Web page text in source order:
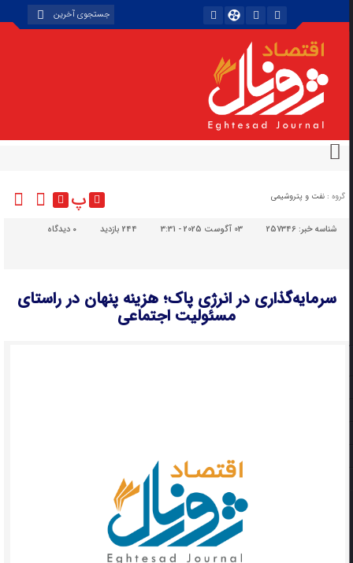
گروه : نفت و پتروشیمی پ
شناسه خبر:257346 03 آگوست 2025 - 3:31 244 بازدید دیدگاه
سرمایه‌گذاری در انرژی پاک؛ هزینه پنهان در راستای
مسئولیت اجتماعی